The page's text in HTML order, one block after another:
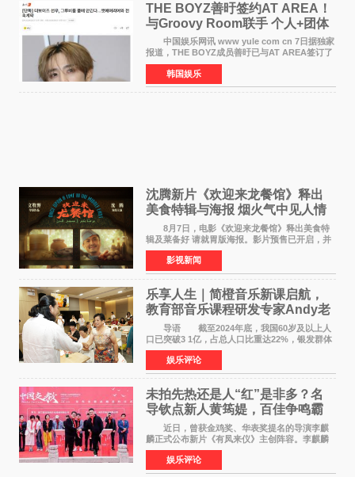
THE BOYZ善旴签约AT AREA！
与Groovy Room联手 个人+团体
活动并行
中国娱乐网讯 www yule com cn 7日据独家
报道，THE BOYZ成员善旴已与AT AREA签订了
专属合约。AT AREA是由知名制作人组合
Groovy Room创立的hip-hop厂牌，旗下拥有多
位实力派音乐人，在韩
韩国娱乐
沈腾新片《欢迎来龙餐馆》释出
美食特辑与海报 烟火气中见人情
温暖
8月7日，电影《欢迎来龙餐馆》释出美食特
辑及菜备好 请就胃版海报。影片预售已开启，并
将于8月8日至10日14:00-21:00举行全国超前点
映。电影《欢迎来龙餐馆》作为战争美食喜剧大
片，讲述了中国
影视新闻
乐享人生｜简橙音乐新课启航，
教育部音乐课程研发专家Andy老
师重磅入驻领航银龄琴声
导语 截至2024年底，我国60岁及以上人
口已突破3 1亿，占总人口比重达22%，银发群体
的精神文化需求日益凸显。2024年1月，国务院办
公厅印发《关于发展银发经济增进老年人福祉的
意见》——这是
娱乐评论
未拍先热还是人“红”是非多？名
导钦点新人黄筠媞，百佳争鸣霸
气回应
近日，曾获金鸡奖、华表奖提名的导演李麒
麟正式公布新片《有凤来仪》主创阵容。李麒麟
早年凭电影《华容道》获得金鸡奖、华表奖提
名，此后长期参与国内外电影制作，其担任制片
人参与的作品亦曾
娱乐评论